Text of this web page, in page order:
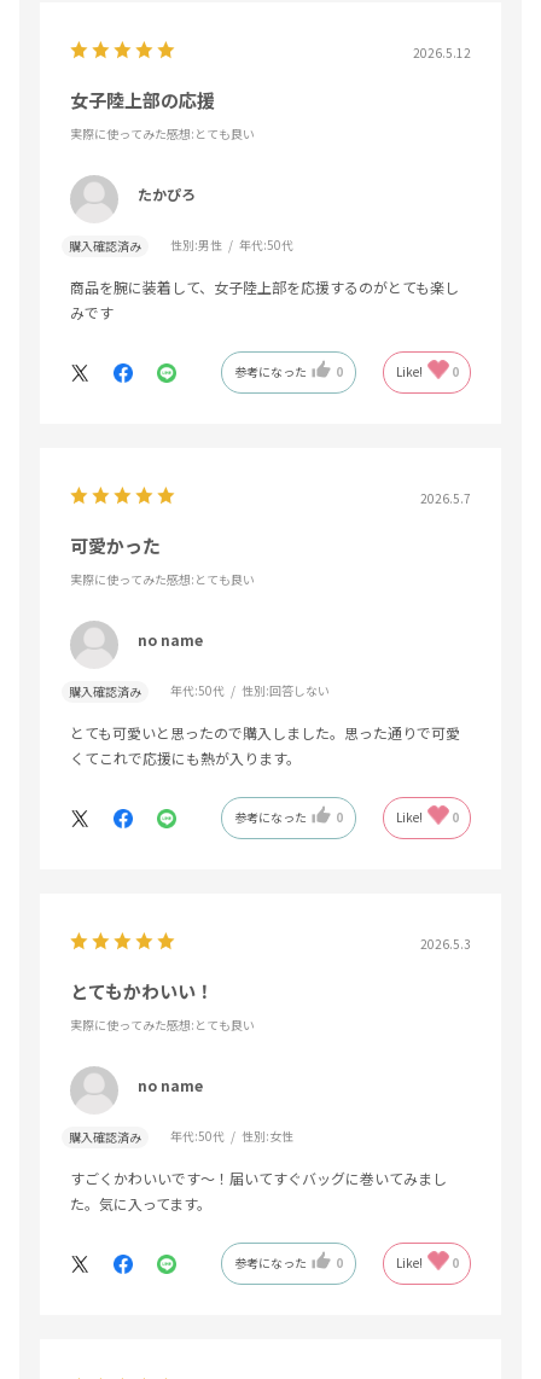
2026.5.12
女子陸上部の応援
実際に使ってみた感想:とても良い
たかぴろ
購入確認済み 性別:男性 年代:50代
商品を腕に装着して、女子陸上部を応援するのがとても楽し
みです
参考になった 0 Like! 0
2026.5.7
可愛かった
実際に使ってみた感想:とても良い
no name
購入確認済み 年代:50代 性別:回答しない
とても可愛いと思ったので購入しました。思った通りで可愛
くてこれで応援にも熱が入ります。
参考になった 0 Like! 0
2026.5.3
とてもかわいい！
実際に使ってみた感想:とても良い
no name
購入確認済み 年代:50代 性別:女性
すごくかわいいです〜！届いてすぐバッグに巻いてみまし
た。気に入ってます。
参考になった 0 Like! 0